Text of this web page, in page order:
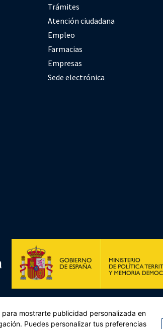
Trámites
Atención ciudadana
Empleo
Farmacias
Empresas
Sede electrónica
de 12 de febrero de 2021. Componente 11,
mostrarte publicidad personalizada en
Puedes personalizar tus preferencias